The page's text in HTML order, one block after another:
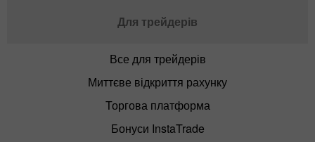
Для трейдерів
Все для трейдерів
Миттєве відкриття рахунку
Торгова платформа
Бонуси InstaTrade